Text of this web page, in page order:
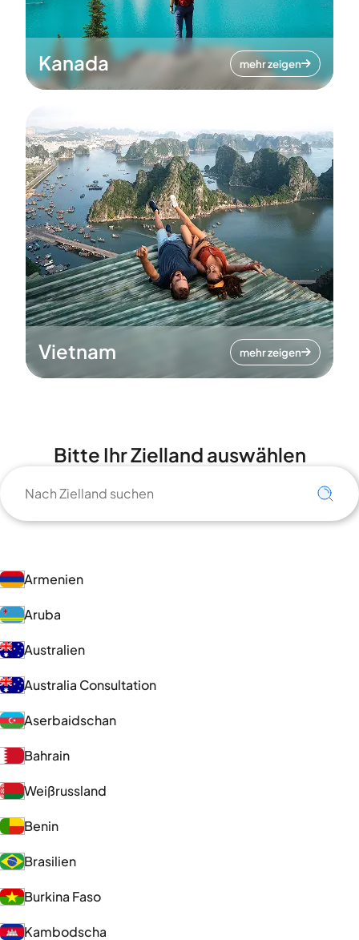
Kanada mehr zeigen
Vietnam mehr zeigen
Bitte Ihr Zielland auswählen
Armenien
Aruba
Australien
Australia Consultation
Aserbaidschan
Bahrain
Weißrussland
Benin
Brasilien
Burkina Faso
Kambodscha